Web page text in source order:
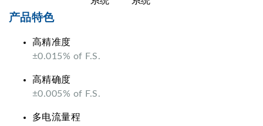
产品特色
高精准度
±0.015% of F.S.
高精确度
±0.005% of F.S.
多电流量程